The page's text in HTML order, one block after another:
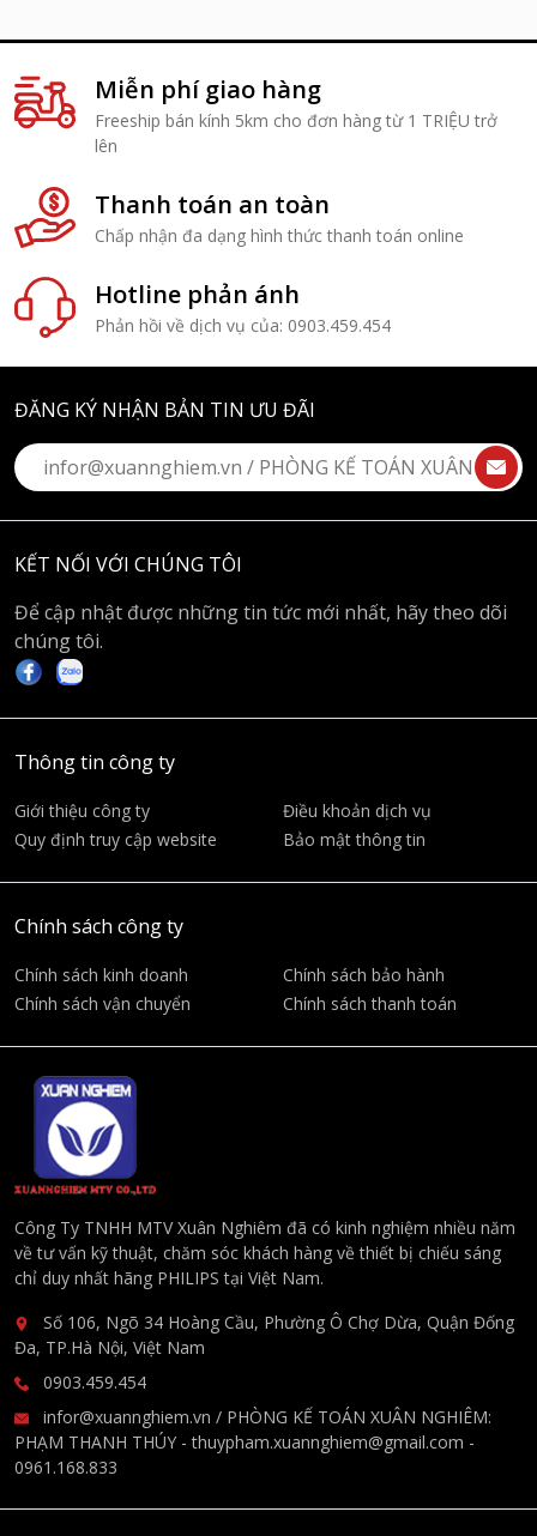
Miễn phí giao hàng
Freeship bán kính 5km cho đơn hàng từ 1 TRIỆU trở
lên
Thanh toán an toàn
Chấp nhận đa dạng hình thức thanh toán online
Hotline phản ánh
Phản hồi về dịch vụ của: 0903.459.454
ĐĂNG KÝ NHẬN BẢN TIN ƯU ĐÃI
KẾT NỐI VỚI CHÚNG TÔI
Để cập nhật được những tin tức mới nhất, hãy theo dõi
chúng tôi.
Thông tin công ty
Giới thiệu công ty
Điều khoản dịch vụ
Quy định truy cập website
Bảo mật thông tin
Chính sách công ty
Chính sách kinh doanh
Chính sách bảo hành
Chính sách vận chuyển
Chính sách thanh toán
Công Ty TNHH MTV Xuân Nghiêm đã có kinh nghiệm nhiều năm
về tư vấn kỹ thuật, chăm sóc khách hàng về thiết bị chiếu sáng
chỉ duy nhất hãng PHILIPS tại Việt Nam.
Số 106, Ngõ 34 Hoàng Cầu, Phường Ô Chợ Dừa, Quận Đống
Đa, TP.Hà Nội, Việt Nam
0903.459.454
infor@xuannghiem.vn / PHÒNG KẾ TOÁN XUÂN NGHIÊM:
PHẠM THANH THÚY - thuypham.xuannghiem@gmail.com -
0961.168.833